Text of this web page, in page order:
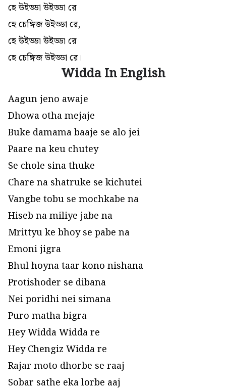
হে উইড্ডা উইড্ডা রে
হে চেঙ্গিজ উইড্ডা রে,
হে উইড্ডা উইড্ডা রে
হে চেঙ্গিজ উইড্ডা রে।
Widda In English
Aagun jeno awaje
Dhowa otha mejaje
Buke damama baaje se alo jei
Paare na keu chutey
Se chole sina thuke
Chare na shatruke se kichutei
Vangbe tobu se mochkabe na
Hiseb na miliye jabe na
Mrittyu ke bhoy se pabe na
Emoni jigra
Bhul hoyna taar kono nishana
Protishoder se dibana
Nei poridhi nei simana
Puro matha bigra
Hey Widda Widda re
Hey Chengiz Widda re
Rajar moto dhorbe se raaj
Sobar sathe eka lorbe aaj